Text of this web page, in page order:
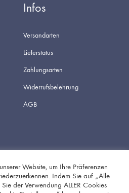
Infos
Versandarten
Lieferstatus
Zahlungsarten
Widerrufsbelehrung
AGB
FacebookInstagram
Website, um Ihre Präferenzen
Indem Sie auf „Alle
der Verwendung ALLER Cookies